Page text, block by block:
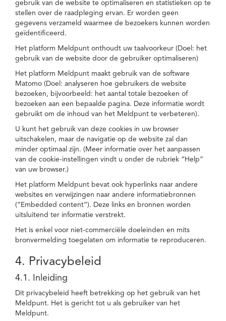
gebruik van de website te optimaliseren en statistieken op te
stellen over de raadpleging ervan. Er worden geen
gegevens verzameld waarmee de bezoekers kunnen worden
geïdentificeerd.
Het platform Meldpunt onthoudt uw taalvoorkeur (Doel: het
gebruik van de website door de gebruiker optimaliseren)
Het platform Meldpunt maakt gebruik van de software
Matomo (Doel: analyseren hoe gebruikers de website
bezoeken, bijvoorbeeld: het aantal totale bezoeken of
bezoeken aan een bepaalde pagina. Deze informatie wordt
gebruikt om de inhoud van het Meldpunt te verbeteren).
U kunt het gebruik van deze cookies in uw browser
uitschakelen, maar de navigatie op de website zal dan
minder optimaal zijn. (Meer informatie over het aanpassen
van de cookie-instellingen vindt u onder de rubriek “Help”
van uw browser.)
Het platform Meldpunt bevat ook hyperlinks naar andere
websites en verwijzingen naar andere informatiebronnen
(“Embedded content”). Deze links en bronnen worden
uitsluitend ter informatie verstrekt.
Het is enkel voor niet-commerciële doeleinden en mits
bronvermelding toegelaten om informatie te reproduceren.
4. Privacybeleid
4.1. Inleiding
Dit privacybeleid heeft betrekking op het gebruik van het
Meldpunt. Het is gericht tot u als gebruiker van het
Meldpunt.